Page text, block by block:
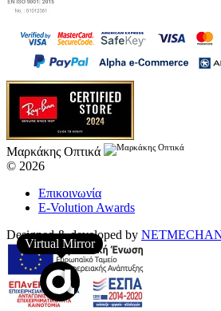
Μαρκάκης Οπτικά
© 2026
Επικοινωνία
E-Volution Awards
Designed & developed by
Virtual Mirror